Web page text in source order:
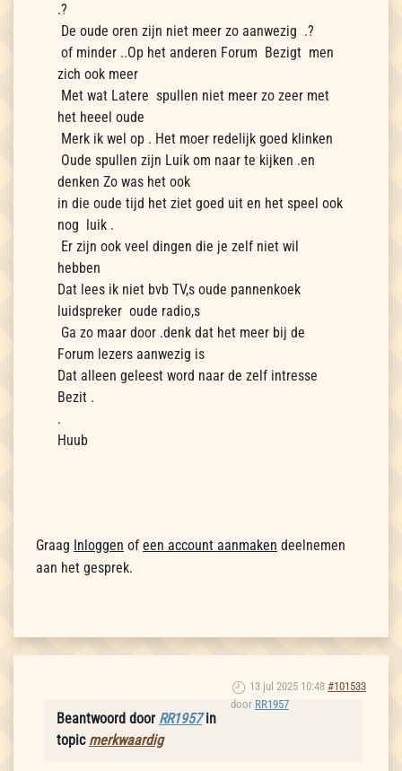
.?
De oude oren zijn niet meer zo aanwezig .?
of minder ..Op het anderen Forum Bezigt men
zich ook meer
Met wat Latere spullen niet meer zo zeer met
het heeel oude
Merk ik wel op . Het moer redelijk goed klinken
Oude spullen zijn Luik om naar te kijken .en
denken Zo was het ook
in die oude tijd het ziet goed uit en het speel ook
nog luik .
Er zijn ook veel dingen die je zelf niet wil
hebben
Dat lees ik niet bvb TV,s oude pannenkoek
luidspreker oude radio,s
Ga zo maar door .denk dat het meer bij de
Forum lezers aanwezig is
Dat alleen geleest word naar de zelf intresse
Bezit .
.
Huub
Graag Inloggen of een account aanmaken deelnemen
aan het gesprek.
13 jul 2025 10:48 #101533
door RR1957
Beantwoord door RR1957in
topic merkwaardig